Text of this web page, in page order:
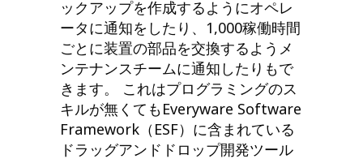
ックアップを作成するようにオペレ
ータに通知をしたり、1,000稼働時間
ごとに装置の部品を交換するようメ
ンテナンスチームに通知したりもで
きます。 これはプログラミングのス
キルが無くてもEveryware Software
Framework（ESF）に含まれている
ドラッグアンドドロップ開発ツール